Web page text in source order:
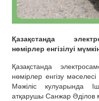
Қазақстанда
нөмірлер енгізілуі
Қазақстанда
нөмірлер енгізу
Мәжіліс кулуарында
атқарушы Санжар Әділов